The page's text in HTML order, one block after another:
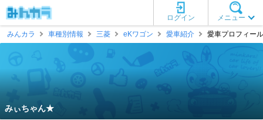
メニュー
ログイン
みんカラ
車種別情報 三菱 eKワゴン 愛車紹介 愛車プロフィー
みぃちゃん★